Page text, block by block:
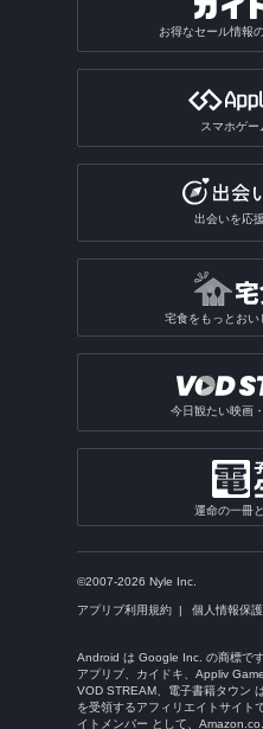
お得なセール情報
スマホゲー
出会いを応
宅食をもっとおい
今日観たい映画
運命の一冊
©2007-2026 Nyle Inc.
アプリブ利用規約 個人情報保
Android は Google Inc. の商標です
アプリブ、カイドキ、Appliv
VOD STREAM、電子書籍タウン
を受領するアフィリエイトサイト
イトメンバー として、